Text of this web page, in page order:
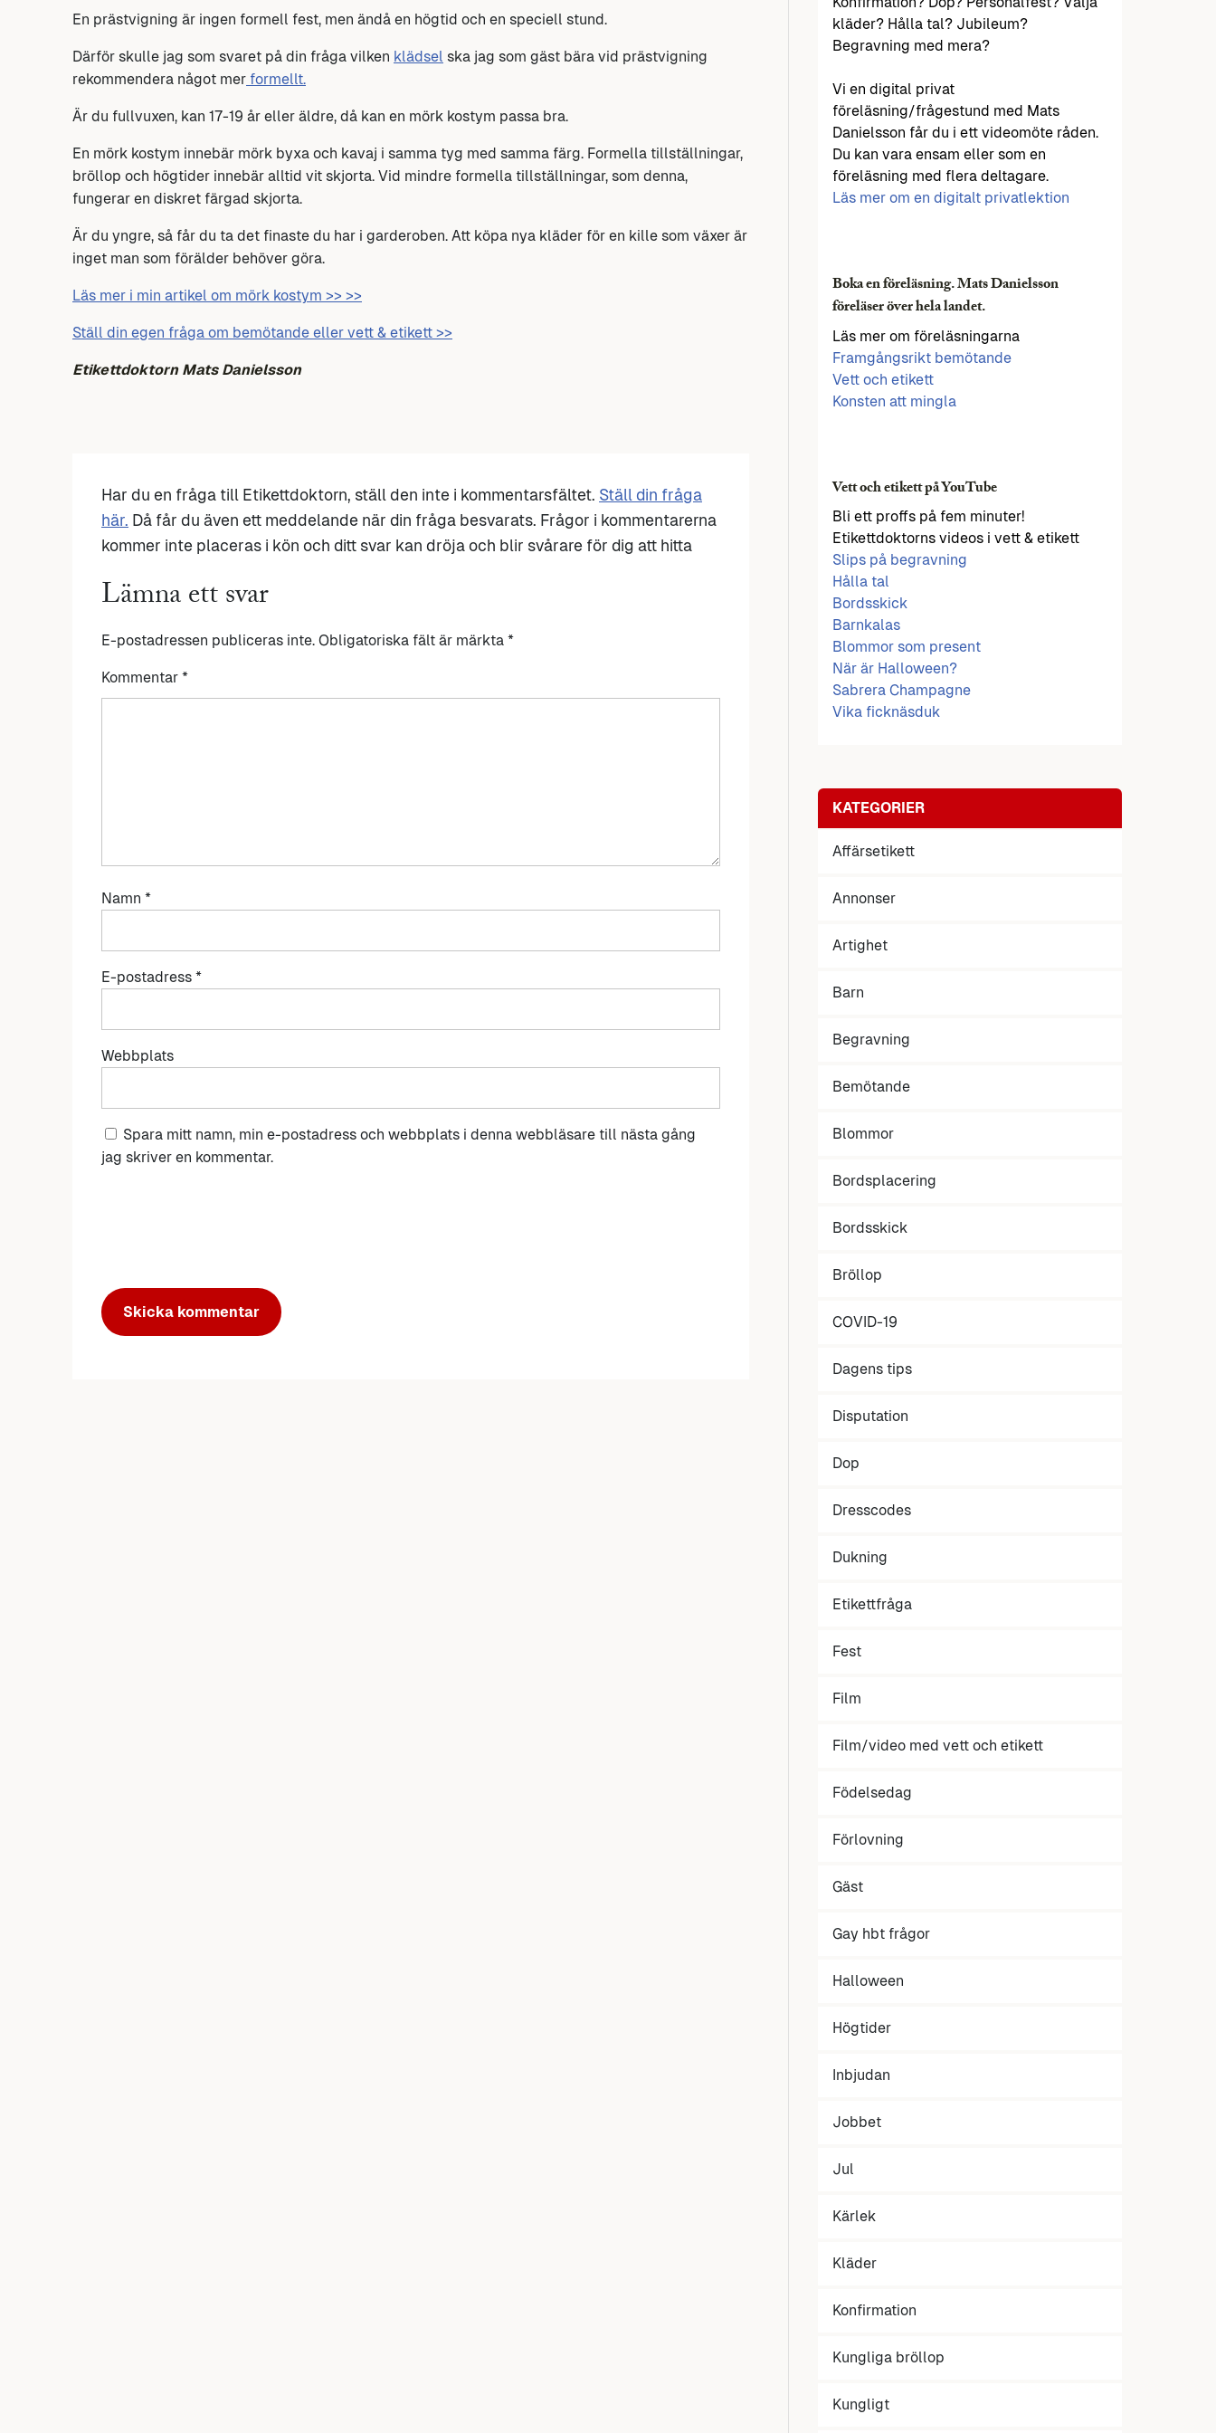
En prästvigning är ingen formell fest, men ändå en högtid och en speciell stund.
Därför skulle jag som svaret på din fråga vilken klädsel ska jag som gäst bära vid prästvigning
rekommendera något mer formellt.
Är du fullvuxen, kan 17-19 år eller äldre, då kan en mörk kostym passa bra.
En mörk kostym innebär mörk byxa och kavaj i samma tyg med samma färg. Formella tillställningar,
bröllop och högtider innebär alltid vit skjorta. Vid mindre formella tillställningar, som denna,
fungerar en diskret färgad skjorta.
Är du yngre, så får du ta det finaste du har i garderoben. Att köpa nya kläder för en kille som växer är
inget man som förälder behöver göra.
Läs mer i min artikel om mörk kostym >> >>
Ställ din egen fråga om bemötande eller vett & etikett >>
Etikettdoktorn Mats Danielsson
Har du en fråga till Etikettdoktorn, ställ den inte i kommentarsfältet. Ställ din fråga
här. Då får du även ett meddelande när din fråga besvarats. Frågor i kommentarerna
kommer inte placeras i kön och ditt svar kan dröja och blir svårare för dig att hitta
Lämna ett svar
E-postadressen publiceras inte. Obligatoriska fält är märkta *
Kommentar *
Namn *
E-postadress *
Webbplats
Spara mitt namn, min e-postadress och webbplats i denna webbläsare till nästa gång
jag skriver en kommentar.
kläder? Hålla tal? Jubileum?
Begravning med mera?
Vi en digital privat
föreläsning/frågestund med Mats
Danielsson får du i ett videomöte råden.
Du kan vara ensam eller som en
föreläsning med flera deltagare.
Läs mer om en digitalt privatlektion
Boka en föreläsning. Mats Danielsson
föreläser över hela landet.
Läs mer om föreläsningarna
Framgångsrikt bemötande
Vett och etikett
Konsten att mingla
Vett och etikett på YouTube
Bli ett proffs på fem minuter!
Etikettdoktorns videos i vett & etikett
Slips på begravning
Hålla tal
Bordsskick
Barnkalas
Blommor som present
När är Halloween?
Sabrera Champagne
Vika ficknäsduk
KATEGORIER
Affärsetikett
Annonser
Artighet
Barn
Begravning
Bemötande
Blommor
Bordsplacering
Bordsskick
Bröllop
COVID-19
Dagens tips
Disputation
Dop
Dresscodes
Dukning
Etikettfråga
Fest
Film
Film/video med vett och etikett
Födelsedag
Förlovning
Gäst
Gay hbt frågor
Halloween
Högtider
Inbjudan
Jobbet
Jul
Kärlek
Kläder
Konfirmation
Kungliga bröllop
Kungligt